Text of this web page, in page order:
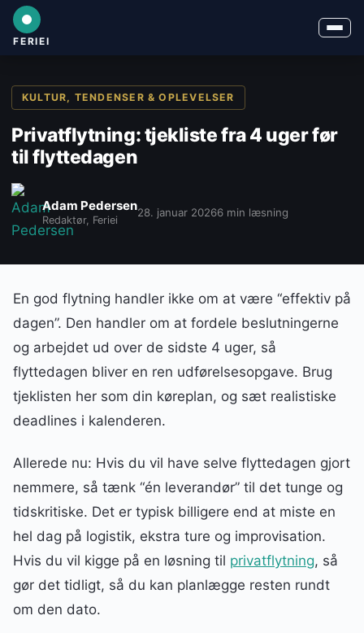
FERIEI
KULTUR, TENDENSER & OPLEVELSER
Privatflytning: tjekliste fra 4 uger før
til flyttedagen
Adam Pedersen
Redaktør, Feriei
28. januar 20266 min læsning
En god flytning handler ikke om at være “effektiv på
dagen”. Den handler om at fordele beslutningerne
og arbejdet ud over de sidste 4 uger, så
flyttedagen bliver en ren udførelsesopgave. Brug
tjeklisten her som din køreplan, og sæt realistiske
deadlines i kalenderen.
Allerede nu: Hvis du vil have selve flyttedagen gjort
nemmere, så tænk “én leverandør” til det tunge og
tidskritiske. Det er typisk billigere end at miste en
hel dag på logistik, ekstra ture og improvisation.
Hvis du vil kigge på en løsning til privatflytning, så
gør det tidligt, så du kan planlægge resten rundt
om den dato.